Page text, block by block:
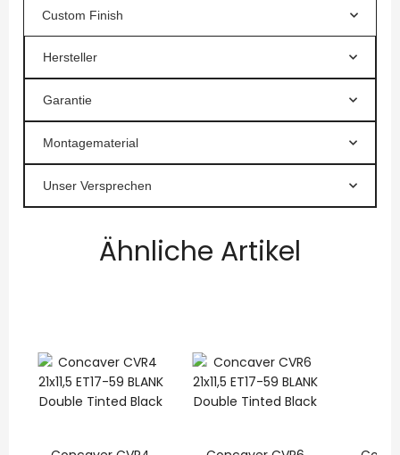
Custom Finish
Hersteller
Garantie
Montagematerial
Unser Versprechen
Ähnliche Artikel